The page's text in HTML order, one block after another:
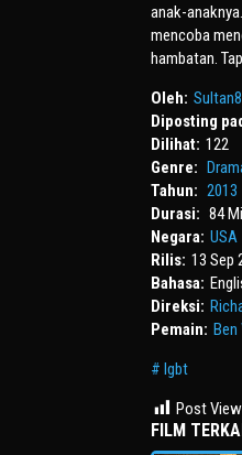
anak-
mencoba
hambatan.
Oleh:
Diposting
Dilihat: 122
Genre:
Tahun: 2013
Durasi: 84
Negara: USA
Rilis: 13 Sep
Bahasa:
Direksi:
Pemain: Ben
lgbt
Post
FILM